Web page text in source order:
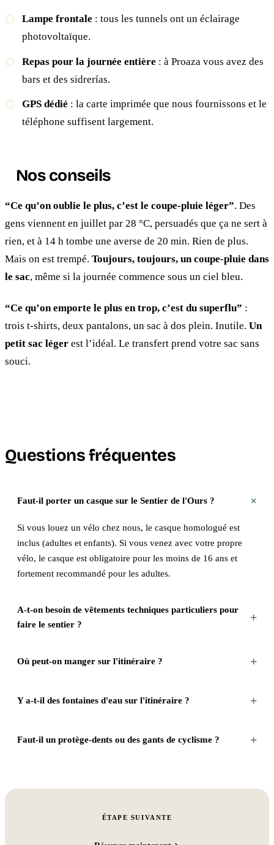
Lampe frontale : tous les tunnels ont un éclairage
photovoltaïque.
Repas pour la journée entière : à Proaza vous avez des
bars et des sidrerías.
GPS dédié : la carte imprimée que nous fournissons et le
téléphone suffisent largement.
Nos conseils
“Ce qu’on oublie le plus, c’est le coupe-pluie léger”. Des
gens viennent en juillet par 28 °C, persuadés que ça ne sert à
rien, et à 14 h tombe une averse de 20 min. Rien de plus.
Mais on est trempé. Toujours, toujours, un coupe-pluie dans
le sac, même si la journée commence sous un ciel bleu.
“Ce qu’on emporte le plus en trop, c’est du superflu” :
trois t-shirts, deux pantalons, un sac à dos plein. Inutile. Un
petit sac léger est l’idéal. Le transfert prend votre sac sans
souci.
Questions fréquentes
Faut-il porter un casque sur le Sentier de l'Ours ? +
Si vous louez un vélo chez nous, le casque homologué est
inclus (adultes et enfants). Si vous venez avec votre propre
vélo, le casque est obligatoire pour les moins de 16 ans et
fortement recommandé pour les adultes.
A-t-on besoin de vêtements techniques particuliers pour
faire le sentier ?
+
Où peut-on manger sur l'itinéraire ? +
Y a-t-il des fontaines d'eau sur l'itinéraire ? +
Faut-il un protège-dents ou des gants de cyclisme ? +
ÉTAPE SUIVANTE